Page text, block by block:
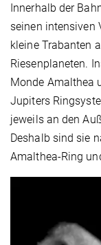
Innerhalb der
seinen intensiven
kleine Trabanten
Riesenplaneten.
Monde Amalthea
Jupiters
jeweils an den
Deshalb sind sie
Amalthea-Ring